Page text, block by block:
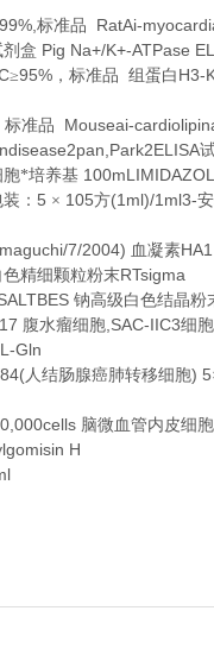
标准品 RatAi-
剂盒 Pig Na+/K+-ATPase
≥95% ，标准品 组蛋白 H3-
标准品 Mouseai-
胞*培养基
： 5 × 105方(1ml)/1ml3-
7/2004) 血凝素
色精细颗粒粉末RTsigma
钠高级白色结晶粉
腹水瘤细胞 ,SAC-IIC3细胞
Gln
人结肠腺癌肺转移细胞) 5
脑微血管内皮细胞
H